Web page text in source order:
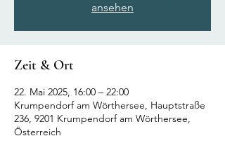
ansehen
Zeit & Ort
22. Mai 2025, 16:00 – 22:00
Krumpendorf am Wörthersee, Hauptstraße
236, 9201 Krumpendorf am Wörthersee,
Österreich